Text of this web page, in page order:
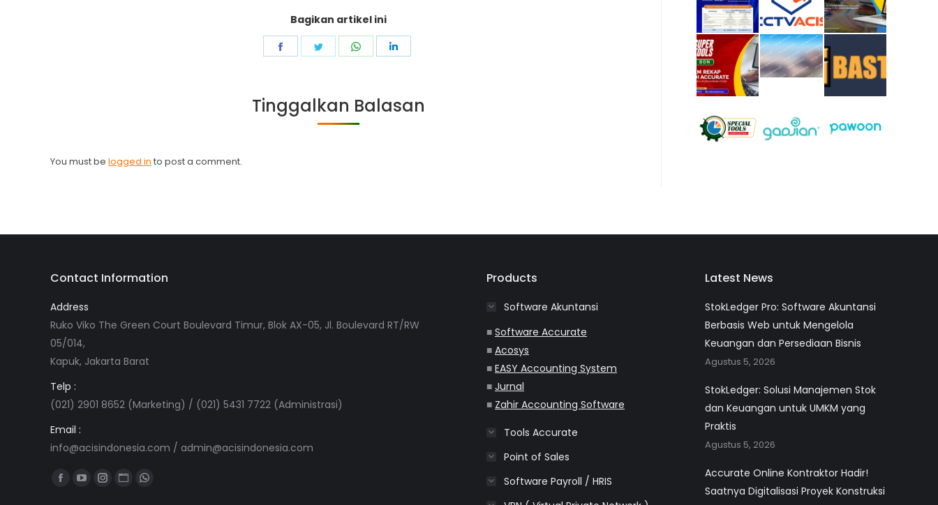
Bagikan artikel ini
Share
Share
Share
Tinggalkan Balasan
You must be logged in to post a comment.
Contact Information
Address
Ruko Viko The Green Court Boulevard Timur, Blok AX-05, Jl. Boulevard RT/RW
05/014,
Kapuk, Jakarta Barat
Telp :
(021) 2901 8652 (Marketing) / (021) 5431 7722 (Administrasi)
Email :
info@acisindonesia.com / admin@acisindonesia.com
Find us on:
FacebookYouTube
Instagram
WebsiteWhatsapp
Products
Software Akuntansi
■ Software Accurate
■ Acosys
■ EASY Accounting System
■ Jurnal
■ Zahir Accounting Software
Tools Accurate
Point of Sales
Software Payroll / HRIS
Latest News
StokLedger Pro: Software Akuntansi
Berbasis Web untuk Mengelola
Keuangan dan Persediaan Bisnis
Agustus 5, 2026
StokLedger: Solusi Manajemen Stok
dan Keuangan untuk UMKM yang
Praktis
Agustus 5, 2026
Accurate Online Kontraktor Hadir!
Saatnya Digitalisasi Proyek Konstruksi